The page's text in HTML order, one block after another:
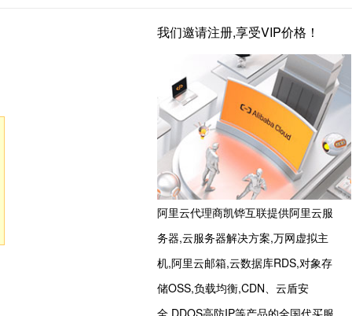
我们邀请注册,享受VIP价格！
阿里云代理商凯铧互联提供阿里云服
务器,云服务器解决方案,万网虚拟主
机,阿里云邮箱,云数据库RDS,对象存
储OSS,负载均衡,CDN、云盾安
全,DDOS高防IP等产品的全国代买服